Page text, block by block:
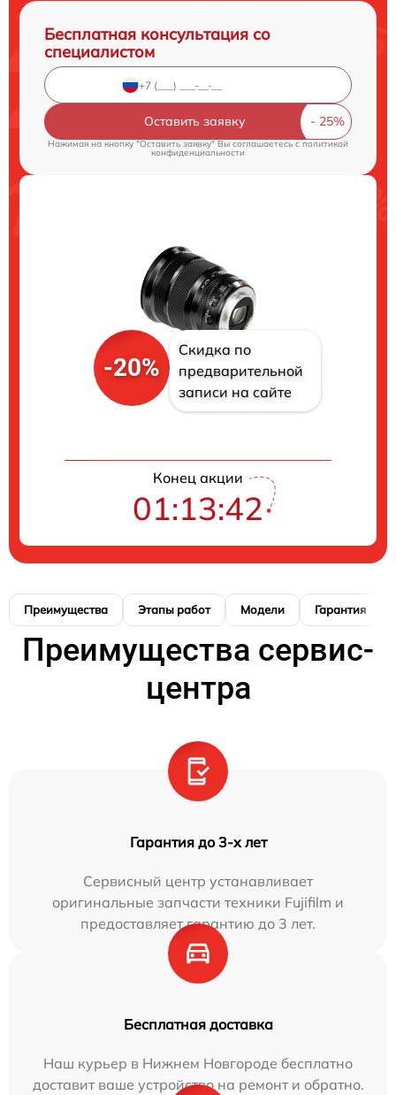
Бесплатная консультация со
специалистом
Оставить заявку
Нажимая на кнопку "Оставить заявку" Вы соглашаетесь c политикой
конфиденциальности
-20%
Скидка по
предварительной
записи на сайте
Конец акции
01:13:41
Преимущества Этапы работ Модели Гарантия
Преимущества сервис-
центра
Гарантия до 3-х лет
Сервисный центр устанавливает
оригинальные запчасти техники Fujifilm и
предоставляет гарантию до 3 лет.
Бесплатная доставка
Наш курьер в Нижнем Новгороде бесплатно
доставит ваше устройство на ремонт и обратно.